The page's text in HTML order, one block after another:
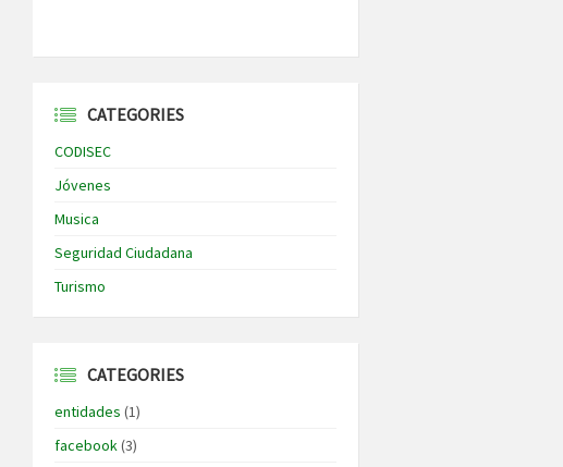
CATEGORIES
CODISEC
Jóvenes
Musica
Seguridad Ciudadana
Turismo
CATEGORIES
entidades (1)
facebook(3)